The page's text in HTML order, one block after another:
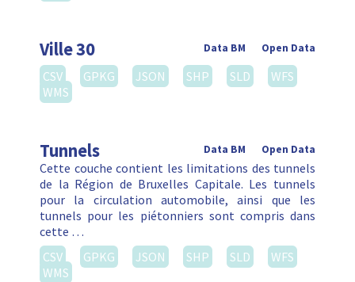
Ville 30 Open Data
Data BM
CSV GPKG JSON SHP SLD
WFS
WMS
Tunnels Open Data
Data BM
Cette couche contient les limitations des tunnels
de la Région de Bruxelles Capitale. Les tunnels
pour la circulation automobile, ainsi que les
tunnels pour les piétonniers sont compris dans
cette …
CSV
GPKG JSON SHP SLD
WFS
WMS